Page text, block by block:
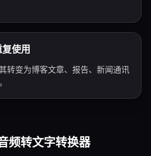
使用
转变为博客文章、报告、新闻通讯
频转文字转换器